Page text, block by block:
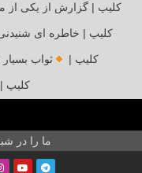
کلیپ | گزارش از یکی از
کلیپ | خاطره ای شنیدنی
کلیپ | ثواب
کلیپ
ما را در